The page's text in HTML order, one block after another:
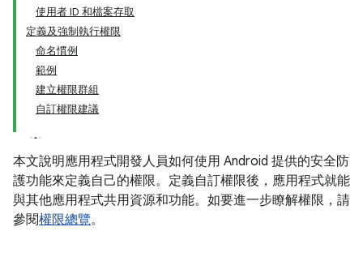
使用者 ID 和檔案存取
定義及強制執行權限
命名慣例
範例
建立權限群組
自訂權限建議
本文說明應用程式開發人員如何使用 Android 提供的安全防
護功能來定義自己的權限。定義自訂權限後，應用程式就能
與其他應用程式共用資源和功能。如要進一步瞭解權限，請
參閱權限總覽。